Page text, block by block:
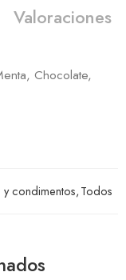
Valoraciones
Chocolate,
condimentos,Todos